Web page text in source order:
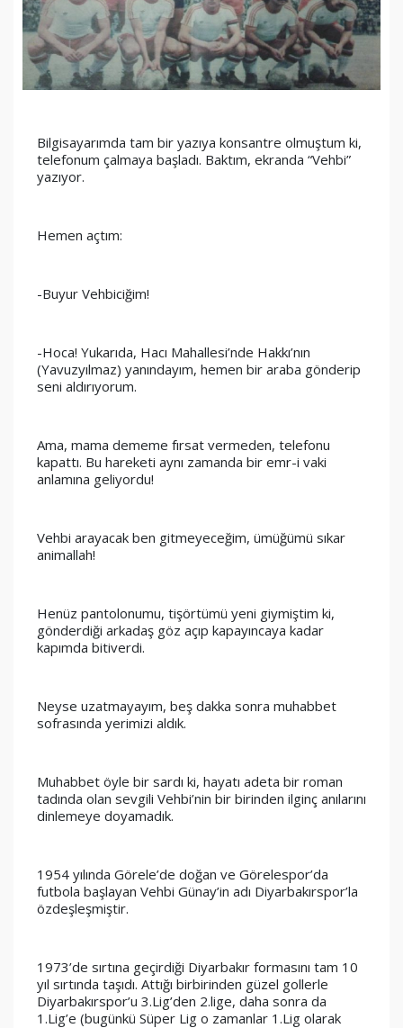
Bilgisayarımda tam bir yazıya konsantre olmuştum ki,
telefonum çalmaya başladı. Baktım, ekranda “Vehbi”
yazıyor.
Hemen açtım:
-Buyur Vehbiciğim!
-Hoca! Yukarıda, Hacı Mahallesi’nde Hakkı’nın
(Yavuzyılmaz) yanındayım, hemen bir araba gönderip
seni aldırıyorum.
Ama, mama dememe fırsat vermeden, telefonu
kapattı. Bu hareketi aynı zamanda bir emr-i vaki
anlamına geliyordu!
Vehbi arayacak ben gitmeyeceğim, ümüğümü sıkar
animallah!
Henüz pantolonumu, tişörtümü yeni giymiştim ki,
gönderdiği arkadaş göz açıp kapayıncaya kadar
kapımda bitiverdi.
Neyse uzatmayayım, beş dakka sonra muhabbet
sofrasında yerimizi aldık.
Muhabbet öyle bir sardı ki, hayatı adeta bir roman
tadında olan sevgili Vehbi’nin bir birinden ilginç anılarını
dinlemeye doyamadık.
1954 yılında Görele’de doğan ve Görelespor’da
futbola başlayan Vehbi Günay’in adı Diyarbakırspor’la
özdeşleşmiştir.
1973’de sırtına geçirdiği Diyarbakır formasını tam 10
yıl sırtında taşıdı. Attığı birbirinden güzel gollerle
Diyarbakırspor’u 3.Lig’den 2.lige, daha sonra da
1.Lig’e (bugünkü Süper Lig o zamanlar 1.Lig olarak